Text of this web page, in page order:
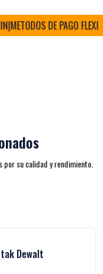
|METODOS DE PAGO
su calidad y rendimiento.
Dewalt